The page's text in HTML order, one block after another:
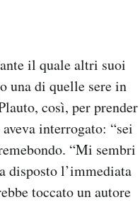
il quale altri suoi
una di quelle sere in
così, per prender
interrogato: “sei
“Mi sembri
disposto l’immediata
toccato un autore